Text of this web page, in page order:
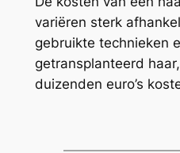
variëren sterk
gebruikte technieken
getransplanteerd
duizenden euro’s